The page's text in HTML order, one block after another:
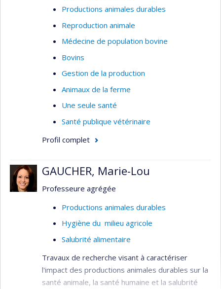
animaux monogastriques
(4) Caractérisation des déterminants de la
persistence des résidus antibiotiques dans le lait
de vaches recevant des antibiotiques.
Productions animales durables
Reproduction animale
Médecine de population bovine
Bovins
Gestion de la production
Animaux de la ferme
Une seule santé
Santé publique vétérinaire
Profil complet
GAUCHER, Marie-Lou
Professeure agrégée
Productions animales durables
Hygiène du milieu agricole
Salubrité alimentaire
Travaux de recherche visant à caractériser
l'impact des productions animales durables sur la
santé animale, la santé humaine et la salubrité